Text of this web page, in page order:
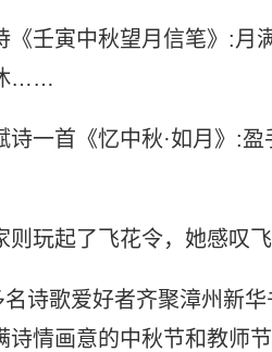
《壬寅中秋望月信笔》:月
……
诗一首《忆中秋·如月》:
则玩起了飞花令，她感叹
诗歌爱好者齐聚漳州新
情画意的中秋节和教师节